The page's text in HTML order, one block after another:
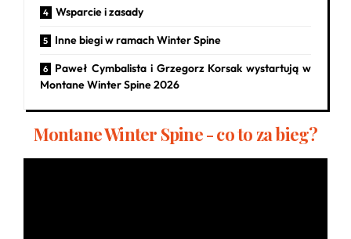
Wsparcie i zasady
Inne biegi w ramach Winter Spine
Paweł Cymbalista i Grzegorz Korsak wystartują w
Montane Winter Spine 2026
Montane Winter Spine - co to za bieg?